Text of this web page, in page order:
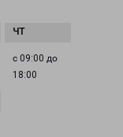
с 09:00 до
18:00